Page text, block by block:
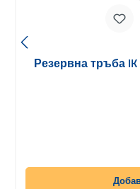
Резервна тръба IK